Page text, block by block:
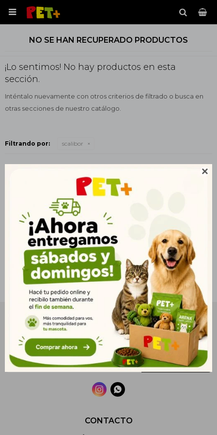


NO SE HAN RECUPERADO PRODUCTOS
¡Lo sentimos! No hay productos en esta
sección.
Inténtalo nuevamente con otros criterios de filtrado o busca en
otras secciones de nuestro catálogo.
Filtrando por: scalibor
CONTACTO
NEWSLETTER
¡Suscribite y recibí todas nuestras novedades!
SUSCRIBIRME
 